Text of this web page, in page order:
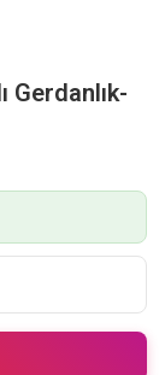
Gerdanlık-